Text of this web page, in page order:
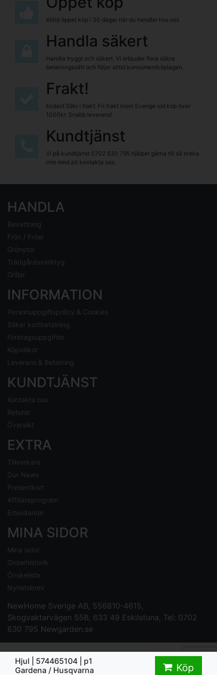
Hjul | 574465104 | p1
Gardena / Husqvarna
Köp
Alltid öppet köp i 30 dagar när du handlar hos oss
Handla säkert
Handla tryggt och säkert. Vi erbjuder flera säkra
betalningssätt och följer alltid konsumentköplagen.
Frakt!
Endast 59kr i frakt. Fri frakt inom Sverige vid köp över
1000kr. Snabb leverans!
Kundtjänst
Vi på kundtjänst 0702 630 795 hjälper gärna till så tveka
inte med att kontakta oss.
HANDLA
Bevattning
Frön / Fröer
Grönytor
Trädgårdsverktyg
Grillar
INFORMATION
Personuppgiftspolicy & Cookies
Säker kortbetalning
Företagsuppgifter
Köpvillkor
Leverans & Betalning
KUNDTJÄNST
Kontakta oss
Returer
Översikt
EXTRA
Tillverkare
Our News
Presentkort
Affiliateprogram
Erbjudande
MINA SIDOR
Mina sidor
Orderhistorik
Önskelista
Nyhetsbrev
NewHome Sverige AB, 556810-4615,
Skogvaktarvägen 55B, 633 49 Eskilstuna, Tel: 0702
630 795 Newgarden.se